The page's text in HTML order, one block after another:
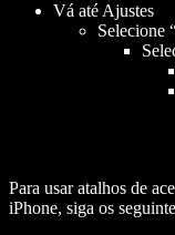
Vá até Ajustes
Selecione
Para usar atalhos de
iPhone, siga os